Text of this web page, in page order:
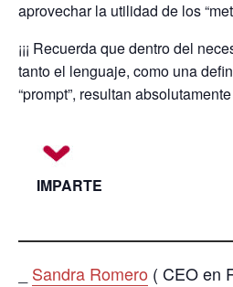
aprovechar la utilidad de los
¡¡¡ Recuerda que dentro del
tanto el lenguaje, como una
“prompt”, resultan
IMPARTE
Sandra Romero ( CEO en